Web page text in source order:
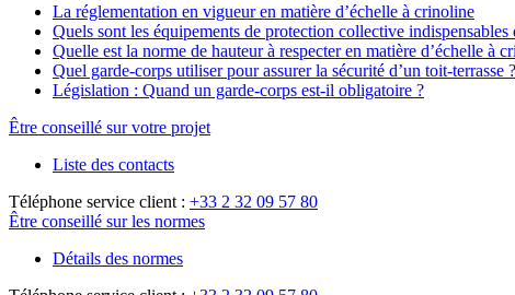
La réglementation en vigueur en matière d’échelle à crinoline
Quels sont les équipements de protection collective indispensables
Quelle est la norme de hauteur à respecter en matière d’échelle à
Quel garde-corps utiliser pour assurer la sécurité d’un toit-terrasse ?
Législation : Quand un garde-corps est-il obligatoire ?
Être conseillé sur votre projet
Liste des contacts
Téléphone service client : +33 2 32 09 57 80
Être conseillé sur les normes
Détails des normes